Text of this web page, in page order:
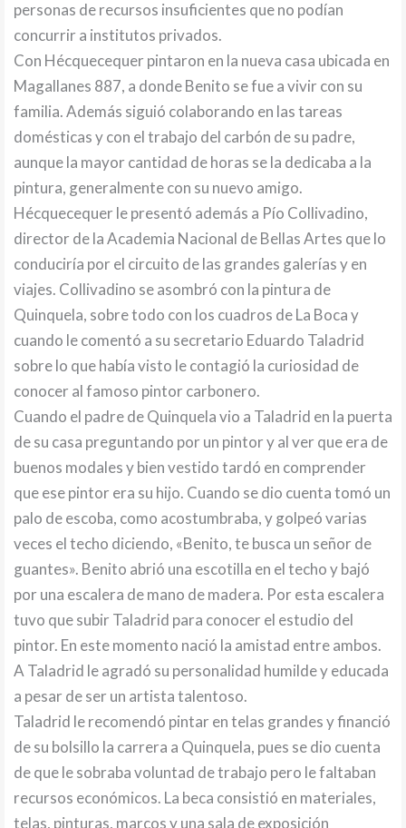
personas de recursos insuficientes que no podían
concurrir a institutos privados.
Con Hécquecequer pintaron en la nueva casa ubicada en
Magallanes 887, a donde Benito se fue a vivir con su
familia. Además siguió colaborando en las tareas
domésticas y con el trabajo del carbón de su padre,
aunque la mayor cantidad de horas se la dedicaba a la
pintura, generalmente con su nuevo amigo.
Hécquecequer le presentó además a Pío Collivadino,
director de la Academia Nacional de Bellas Artes que lo
conduciría por el circuito de las grandes galerías y en
viajes. Collivadino se asombró con la pintura de
Quinquela, sobre todo con los cuadros de La Boca y
cuando le comentó a su secretario Eduardo Taladrid
sobre lo que había visto le contagió la curiosidad de
conocer al famoso pintor carbonero.
Cuando el padre de Quinquela vio a Taladrid en la puerta
de su casa preguntando por un pintor y al ver que era de
buenos modales y bien vestido tardó en comprender
que ese pintor era su hijo. Cuando se dio cuenta tomó un
palo de escoba, como acostumbraba, y golpeó varias
veces el techo diciendo, «Benito, te busca un señor de
guantes». Benito abrió una escotilla en el techo y bajó
por una escalera de mano de madera. Por esta escalera
tuvo que subir Taladrid para conocer el estudio del
pintor. En este momento nació la amistad entre ambos.
A Taladrid le agradó su personalidad humilde y educada
a pesar de ser un artista talentoso.
Taladrid le recomendó pintar en telas grandes y financió
de su bolsillo la carrera a Quinquela, pues se dio cuenta
de que le sobraba voluntad de trabajo pero le faltaban
recursos económicos. La beca consistió en materiales,
telas, pinturas, marcos y una sala de exposición